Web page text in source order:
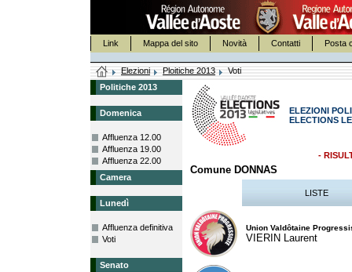
Link Mappa del sito Novità Contatti Posta
Elezioni Ploitiche 2013
Voti
Politiche 2013
Domenica
Affluenza 12.00
Affluenza 19.00
Affluenza 22.00
Camera
Lunedì
Affluenza definitiva
Voti
Senato
ELEZIONI
ELECTIONS
-
Comune DONNAS
LISTE
Union Valdôtaine
VIERIN Laurent